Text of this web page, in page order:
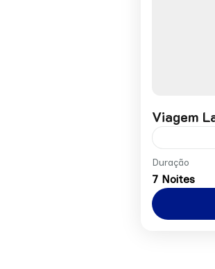
Viagem
Preço
Europa,
Duração
7 Noites